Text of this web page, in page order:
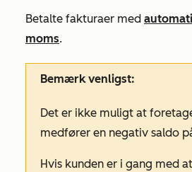
Betalte fakturaer med
moms.
Bemærk venligst:
Det er ikke muligt at
medfører en negativ saldo
Hvis kunden er i gang med